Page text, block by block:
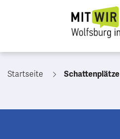
Startseite Schattenplätze